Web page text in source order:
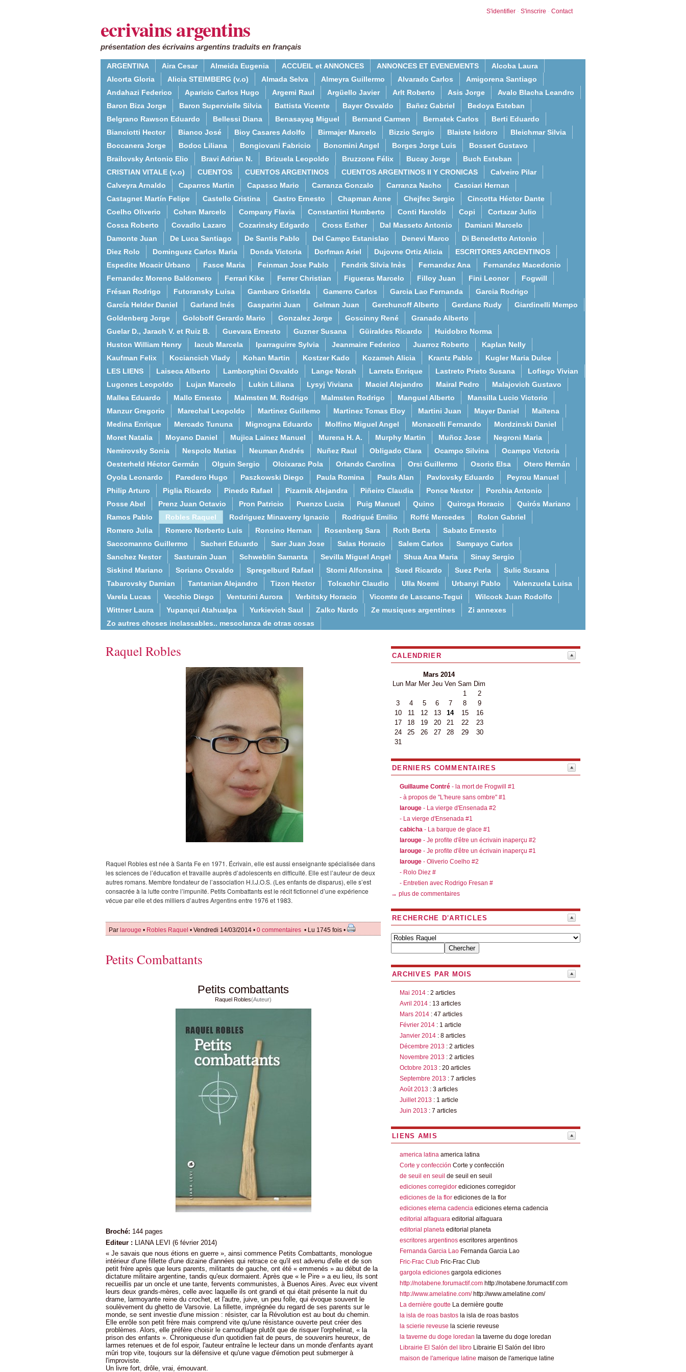
S'identifier - S'inscrire - Contact
ecrivains argentins
présentation des écrivains argentins traduits en français
ARGENTINA Aira Cesar Almeida Eugenia ACCUEIL et ANNONCES ANNONCES ET EVENEMENTS
Alcoba Laura
Alcorta Gloria
Alicia STEIMBERG (v.o) Almada Selva Almeyra Guillermo Alvarado Carlos
Amigorena Santiago
Andahazi Federico
Aparicio Carlos Hugo Argemi Raul Argüello Javier Arlt Roberto Asis Jorge
Avalo Blacha Leandro
Baron Biza Jorge
Baron Supervielle Silvia Battista Vicente Bayer Osvaldo Bañez Gabriel
Bedoya Esteban
Belgrano Rawson Eduardo
Bellessi Diana Benasayag Miguel Bernand Carmen Bernatek Carlos
Berti Eduardo
Bianciotti Hector
Bianco José Bioy Casares Adolfo Birmajer Marcelo Bizzio Sergio Blaiste Isidoro
Bleichmar Silvia
Boccanera Jorge
Bodoc Liliana Bongiovani Fabricio Bonomini Angel Borges Jorge Luis
Bossert Gustavo
Brailovsky Antonio Elio
Bravi Adrian N. Brizuela Leopoldo Bruzzone Félix Bucay Jorge
Buch Esteban
CRISTIAN VITALE (v.o)
CUENTOS CUENTOS ARGENTINOS CUENTOS ARGENTINOS II Y CRONICAS
Calveiro Pilar
Calveyra Arnaldo
Caparros Martin Capasso Mario Carranza Gonzalo Carranza Nacho
Casciari Hernan
Castagnet Martín Felipe
Castello Cristina Castro Ernesto Chapman Anne Chejfec Sergio
Cincotta Héctor Dante
Coelho Oliverio
Cohen Marcelo Company Flavia Constantini Humberto Conti Haroldo Copi
Cortazar Julio
Cossa Roberto
Covadlo Lazaro Cozarinsky Edgardo Cross Esther Dal Masseto Antonio
Damiani Marcelo
Damonte Juan
De Luca Santiago De Santis Pablo Del Campo Estanislao Denevi Marco
Di Benedetto Antonio
Diez Rolo
Dominguez Carlos Maria Donda Victoria Dorfman Ariel Dujovne Ortiz Alicia
ESCRITORES ARGENTINOS
Espedite Moacir Urbano
Fasce Maria Feinman Jose Pablo Fendrik Silvia Inès Fernandez Ana
Fernandez Macedonio
Fernandez Moreno Baldomero
Ferrari Kike Ferrer Christian Figueras Marcelo Filloy Juan Fini Leonor
Fogwill
Frésan Rodrigo
Futoransky Luisa Gambaro Griselda Gamerro Carlos Garcia Lao Fernanda
Garcia Rodrigo
García Helder Daniel
Garland Inés Gasparini Juan Gelman Juan Gerchunoff Alberto Gerdanc Rudy
Giardinelli Mempo
Goldenberg Jorge
Goloboff Gerardo Mario Gonzalez Jorge Goscinny René
Granado Alberto
Guelar D., Jarach V. et Ruiz B.
Guevara Ernesto Guzner Susana Güiraldes Ricardo
Huidobro Norma
Huston William Henry
Iacub Marcela Iparraguirre Sylvia Jeanmaire Federico Juarroz Roberto
Kaplan Nelly
Kaufman Felix
Kociancich Vlady Kohan Martin Kostzer Kado Kozameh Alicia Krantz Pablo
Kugler Maria Dulce
LES LIENS
Laiseca Alberto Lamborghini Osvaldo Lange Norah Larreta Enrique Lastreto Prieto Susana
Lofiego Vivian
Lugones Leopoldo
Lujan Marcelo Lukin Liliana Lysyj Viviana Maciel Alejandro Mairal Pedro
Malajovich Gustavo
Mallea Eduardo
Mallo Ernesto Malmsten M. Rodrigo Malmsten Rodrigo Manguel Alberto
Mansilla Lucio Victorio
Manzur Gregorio
Marechal Leopoldo Martinez Guillemo Martinez Tomas Eloy Martini Juan Mayer Daniel
Maïtena
Medina Enrique
Mercado Tununa Mignogna Eduardo Molfino Miguel Angel Monacelli Fernando
Mordzinski Daniel
Moret Natalia
Moyano Daniel Mujica Lainez Manuel Murena H. A. Murphy Martin Muñoz Jose
Negroni Maria
Nemirovsky Sonia
Nespolo Matias Neuman Andrés Nuñez Raul Obligado Clara Ocampo Silvina
Ocampo Victoria
Oesterheld Héctor Germán
Olguin Sergio Oloixarac Pola Orlando Carolina Orsi Guillermo Osorio Elsa
Otero Hernán
Oyola Leonardo
Paredero Hugo Paszkowski Diego Paula Romina Pauls Alan Pavlovsky Eduardo
Peyrou Manuel
Philip Arturo
Piglia Ricardo Pinedo Rafael Pizarnik Alejandra Piñeiro Claudia Ponce Nestor
Porchia Antonio
Posse Abel
Prenz Juan Octavio Pron Patricio Puenzo Lucia Puig Manuel Quino Quiroga Horacio
Quirós Mariano
Ramos Pablo
Robles Raquel Rodriguez Minaverry Ignacio Rodrigué Emilio Roffé Mercedes
Rolon Gabriel
Romero Julia
Romero Norberto Luis Ronsino Hernan Rosenberg Sara Roth Berta
Sabato Ernesto
Saccomanno Guillermo
Sacheri Eduardo Saer Juan Jose Salas Horacio Salem Carlos
Sampayo Carlos
Sanchez Nestor
Sasturain Juan Schweblin Samanta Sevilla Miguel Angel Shua Ana Maria
Sinay Sergio
Siskind Mariano
Soriano Osvaldo Spregelburd Rafael Storni Alfonsina Sued Ricardo Suez Perla
Sulic Susana
Tabarovsky Damian
Tantanian Alejandro Tizon Hector Tolcachir Claudio Ulla Noemi Urbanyi Pablo
Valenzuela Luisa
Varela Lucas
Vecchio Diego Venturini Aurora Verbitsky Horacio Vicomte de Lascano-Tegui
Wilcock Juan Rodolfo
Wittner Laura
Yupanqui Atahualpa Yurkievich Saul Zalko Nardo Ze musiques argentines
Zi annexes
Zo autres choses inclassables.. mescolanza de otras cosas
Raquel Robles
Raquel Robles est née à Santa Fe en 1971. Écrivain, elle est aussi enseignante spécialisée dans
les sciences de l’éducation et travaille auprès d’adolescents en difficulté. Elle est l’auteur de deux
autres romans. Membre fondateur de l’association H.I.J.O.S. (Les enfants de disparus), elle s’est
consacrée à la lutte contre l’impunité. Petits Combattants est le récit fictionnel d’une expérience
vécue par elle et des milliers d’autres Argentins entre 1976 et 1983.
Par larouge • Robles Raquel • Vendredi 14/03/2014 • 0 commentaires • Lu 1745 fois •
Petits Combattants
Petits combattants
Raquel Robles(Auteur)
Broché: 144 pages
Editeur : LIANA LEVI (6 février 2014)
« Je savais que nous étions en guerre », ainsi commence Petits Combattants, monologue
intérieur d'une fillette d'une dizaine d'années qui retrace ce qu'il est advenu d'elle et de son
petit frère après que leurs parents, militants de gauche, ont été « emmenés » au début de la
dictature militaire argentine, tandis qu'eux dormaient. Après que « le Pire » a eu lieu, ils sont
recueillis par un oncle et une tante, fervents communistes, à Buenos Aires. Avec eux vivent
leurs deux grands-mères, celle avec laquelle ils ont grandi et qui était présente la nuit du
drame, larmoyante reine du crochet, et l'autre, juive, un peu folle, qui évoque souvent le
soulèvement du ghetto de Varsovie. La fillette, imprégnée du regard de ses parents sur le
monde, se sent investie d'une mission : résister, car la Révolution est au bout du chemin.
Elle enrôle son petit frère mais comprend vite qu'une résistance ouverte peut créer des
problèmes. Alors, elle préfère choisir le camouflage plutôt que de risquer l'orphelinat, « la
prison des enfants ». Chroniqueuse d'un quotidien fait de peurs, de souvenirs heureux, de
larmes retenues et de fol espoir, l'auteur entraîne le lecteur dans un monde d'enfants ayant
mûri trop vite, toujours sur la défensive et qu'une vague d'émotion peut submerger à
l'improviste.
Un livre fort, drôle, vrai, émouvant.
CALENDRIER
Mars 2014
Lun Mar Mer Jeu Ven Sam Dim
1
2
3
4 5 6 7 8
9
10
11 12 13 14 15
16
17
18 19 20 21 22
23
24
25 26 27 28 29
30
31
DERNIERS COMMENTAIRES
Guillaume Contré - la mort de Frogwill #1
- à propos de "L'heure sans ombre" #1
larouge - La vierge d'Ensenada #2
- La vierge d'Ensenada #1
cabicha - La barque de glace #1
larouge - Je profite d'être un écrivain inaperçu #2
larouge - Je profite d'être un écrivain inaperçu #1
larouge - Oliverio Coelho #2
- Rolo Diez #
- Entretien avec Rodrigo Fresan #
→ plus de commentaires
RECHERCHE D'ARTICLES
ARCHIVES PAR MOIS
Mai 2014 : 2 articles
Avril 2014 : 13 articles
Mars 2014 : 47 articles
Février 2014 : 1 article
Janvier 2014 : 8 articles
Décembre 2013 : 2 articles
Novembre 2013 : 2 articles
Octobre 2013 : 20 articles
Septembre 2013 : 7 articles
Août 2013 : 3 articles
Juillet 2013 : 1 article
Juin 2013 : 7 articles
LIENS AMIS
america latina america latina
Corte y confección Corte y confección
de seuil en seuil de seuil en seuil
ediciones corregidor ediciones corregidor
ediciones de la flor ediciones de la flor
ediciones eterna cadencia ediciones eterna cadencia
editorial alfaguara editorial alfaguara
editorial planeta editorial planeta
escritores argentinos escritores argentinos
Fernanda Garcia Lao Fernanda Garcia Lao
Fric-Frac Club Fric-Frac Club
gargola ediciones gargola ediciones
http://notabene.forumactif.com http://notabene.forumactif.com
http://www.amelatine.com/http://www.amelatine.com/
La dernière goutte La dernière goutte
la isla de roas bastos la isla de roas bastos
la scierie reveuse la scierie reveuse
la taverne du doge loredan la taverne du doge loredan
Librairie El Salón del libro Librairie El Salón del libro
maison de l'amerique latine maison de l'amerique latine